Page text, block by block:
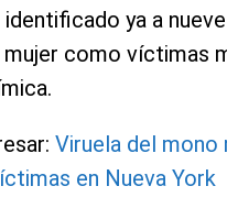
ya a nueve
mujer como víctimas
Viruela del mono
en Nueva York